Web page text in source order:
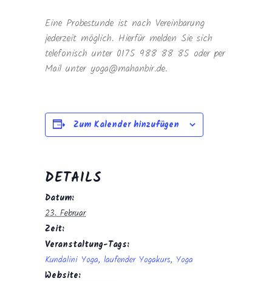
Eine Probestunde ist nach Vereinbarung
jederzeit möglich. Hierfür melden Sie sich
telefonisch unter 0175 988 88 85 oder per
Mail unter yoga@mahanbir.de.
Zum Kalender hinzufügen
DETAILS
Datum:
23. Februar
Zeit:
Veranstaltung-Tags:
Kundalini Yoga, laufender Yogakurs, Yoga
Website: